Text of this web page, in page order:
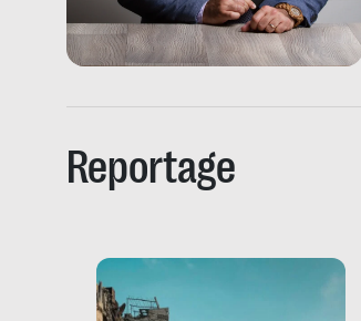
Reportage